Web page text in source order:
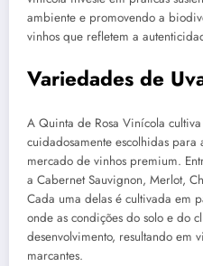
ambiente e promovendo a
vinhos que refletem a
Variedades de
A Quinta de Rosa Vinícola
cuidadosamente escolhidas
mercado de vinhos premium.
a Cabernet Sauvignon, Merlot,
Cada uma delas é cultivada em
onde as condições do solo e do
desenvolvimento, resultando em
marcantes.